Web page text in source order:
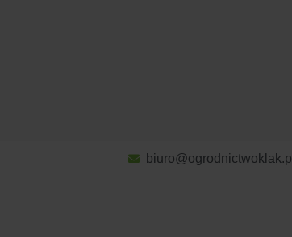
biuro@ogrodnictwoklak.pl